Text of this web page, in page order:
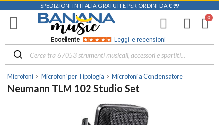
SPEDIZIONI IN ITALIA GRATUITE PER ORDINI DA € 99
Eccellente Leggi le recensioni
Microfoni Microfoni per Tipologia Microfoni a Condensatore
Neumann TLM 102 Studio Set